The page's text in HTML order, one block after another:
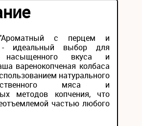
с перцем и
- идеальный выбор для
насыщенного вкуса и
варенокопченая колбаса
натурального
мяса и
методов копчения, что
частью любого